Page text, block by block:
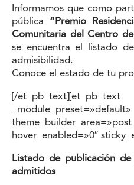
Informamos que como
pública “Premio
Comunitaria del Centro
se encuentra el listado
admisibilidad.
Conoce el estado de tu
[/et_pb_text][et_pb_text
_module_preset=»default»
hover_enabled=»0″
Listado de publicación
admitidos